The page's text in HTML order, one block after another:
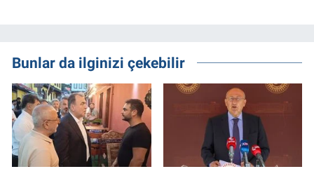
Bunlar da ilginizi çekebilir